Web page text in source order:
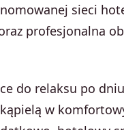
sieci
profesjonalna
do relaksu po
w